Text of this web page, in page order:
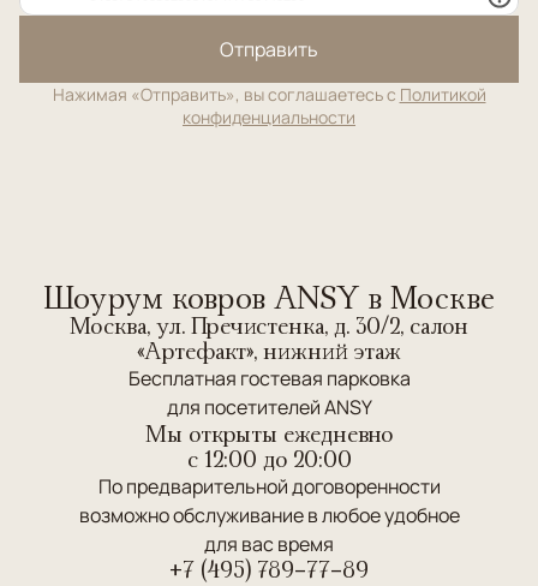
Отправить
Нажимая «Отправить», вы соглашаетесь с Политикой
конфиденциальности
Шоурум ковров ANSY в Москве
Москва, ул. Пречистенка, д. 30/2, салон
«Артефакт», нижний этаж
Бесплатная гостевая парковка
для посетителей ANSY
Мы открыты ежедневно
c 12:00 до 20:00
По предварительной договоренности
возможно обслуживание в любое удобное
для вас время
+7 (495) 789-77-89